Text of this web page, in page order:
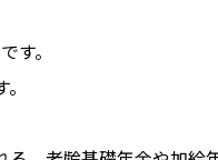
す。